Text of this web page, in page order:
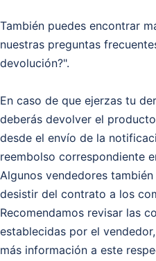
También puedes encontrar
nuestras preguntas
devolución?".
En caso de que ejerzas tu
deberás devolver el
desde el envío de la
reembolso correspondiente
Algunos vendedores
desistir del contrato a los
Recomendamos revisar las
establecidas por el
más información a este